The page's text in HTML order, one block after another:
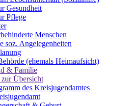
Gesundheit
Pflege
Menschen
soz. Angelegenheiten
(ehemals Heimaufsicht)
& Familie
Übersicht
des Kreisjugendamtes